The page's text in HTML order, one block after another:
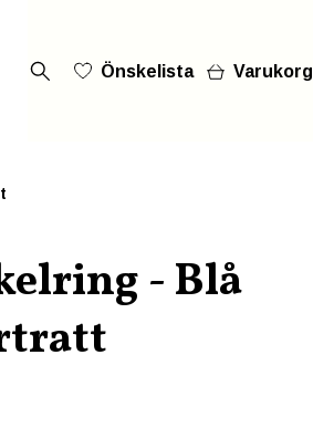
Önskelista Varukorg
- Blå